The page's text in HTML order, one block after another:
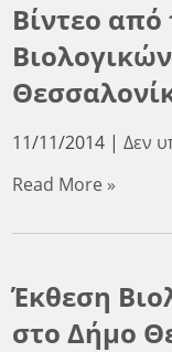
Βίντεο
11/11/2014 |Δεν
Read More »
Έκθεση
στο Δήμο